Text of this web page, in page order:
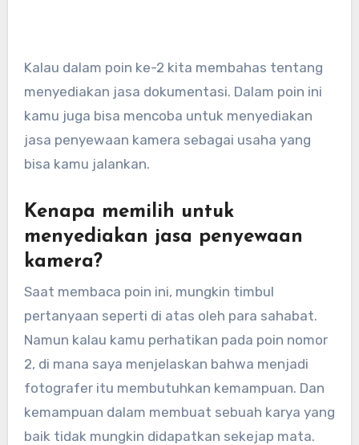
Kalau dalam poin ke-2 kita membahas tentang
menyediakan jasa dokumentasi. Dalam poin ini
kamu juga bisa mencoba untuk menyediakan
jasa penyewaan kamera sebagai usaha yang
bisa kamu jalankan.
Kenapa memilih untuk
menyediakan jasa penyewaan
kamera?
Saat membaca poin ini, mungkin timbul
pertanyaan seperti di atas oleh para sahabat.
Namun kalau kamu perhatikan pada poin nomor
2, di mana saya menjelaskan bahwa menjadi
fotografer itu membutuhkan kemampuan. Dan
kemampuan dalam membuat sebuah karya yang
baik tidak mungkin didapatkan sekejap mata.